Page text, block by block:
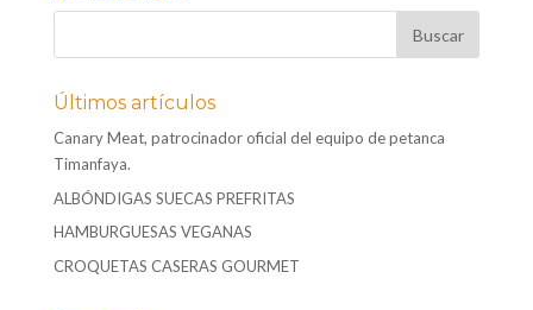
Últimos artículos
Canary Meat, patrocinador oficial del equipo de petanca
Timanfaya.
ALBÓNDIGAS SUECAS PREFRITAS
HAMBURGUESAS VEGANAS
CROQUETAS CASERAS GOURMET